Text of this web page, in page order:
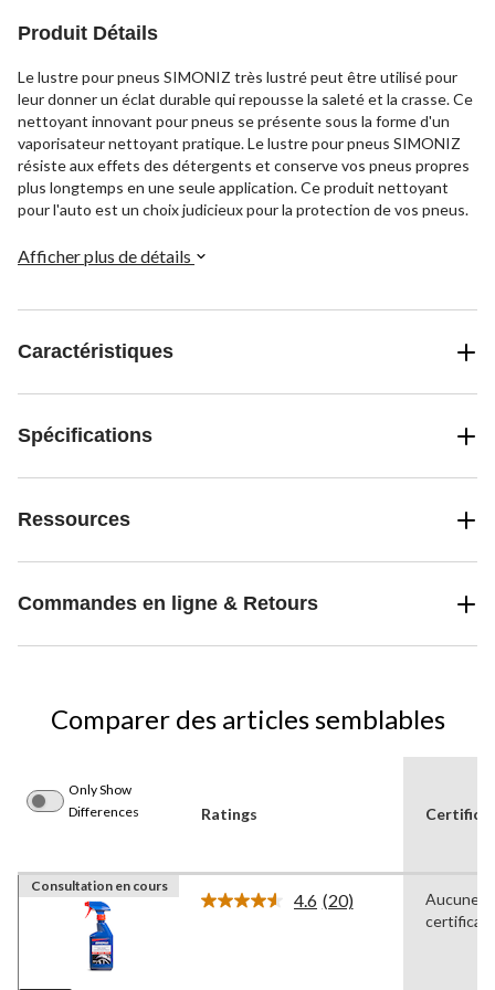
Produit Détails
Le lustre pour pneus SIMONIZ très lustré peut être utilisé pour
leur donner un éclat durable qui repousse la saleté et la crasse. Ce
nettoyant innovant pour pneus se présente sous la forme d'un
vaporisateur nettoyant pratique. Le lustre pour pneus SIMONIZ
résiste aux effets des détergents et conserve vos pneus propres
plus longtemps en une seule application. Ce produit nettoyant
pour l'auto est un choix judicieux pour la protection de vos pneus.
Afficher plus de détails
Caractéristiques
Spécifications
Ressources
Commandes en ligne & Retours
Comparer des articles semblables
Only Show
Differences
Ratings
Consultation en cours
4.6 Lire
(20)
Aucune